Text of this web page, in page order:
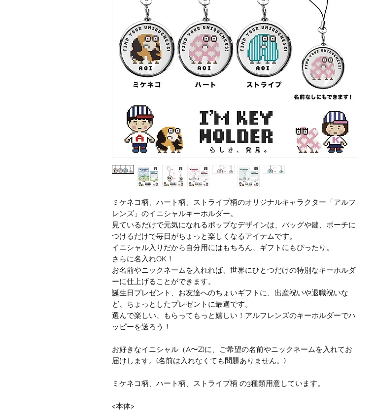
ミケネコ柄、ハート柄、ストライプ柄のオリジナルキャラクター「アルフ
レンズ」のイニシャルキーホルダー。
見ているだけで元気になれるポップなデザインは、バッグや鍵、ポーチに
つけるだけで毎日がちょっと楽しくなるアイテムです。
イニシャル入りだから自分用にはもちろん、ギフトにもぴったり。
さらに名入れOK！
お名前やニックネームを入れれば、世界にひとつだけの特別なキーホルダ
ーに仕上げることができます。
誕生日プレゼント、お友達へのちょいギフトに、出産祝いや退職祝いな
ど、ちょっとしたプレゼントに最適です。
選んで楽しい、もらってもっと嬉しい！アルフレンズのキーホルダーでハ
ッピーを送ろう！
お好きなイニシャル（A〜Z)に、ご希望の名前やニックネームを入れてお
届けします。(名前は入れなくても問題ありません。)
ミケネコ柄、ハート柄、ストライプ柄 の3種類用意しています。
<本体>